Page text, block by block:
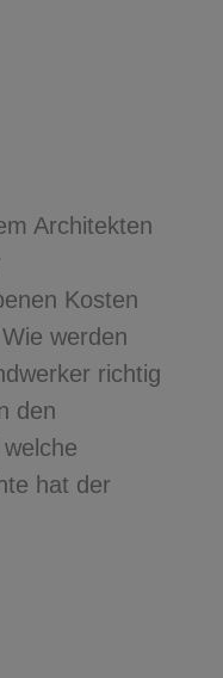
Architekten
Kosten
werden
richtig
den
hat der